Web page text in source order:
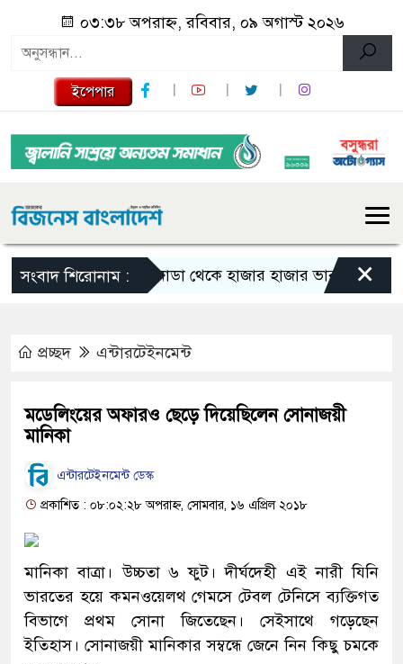
০৩:৩৮ অপরাহ্ন, রবিবার, ০৯ অগাস্ট ২০২৬
ইপেপার
সংবাদ শিরোনাম :কানাডা থেকে হাজার হাজার ভারতীয় নাগরিক
×
প্রচ্ছদ এন্টারটেইনমেন্ট
মডেলিংয়ের অফারও ছেড়ে দিয়েছিলেন সোনাজয়ী
মানিকা
এন্টারটেইনমেন্ট ডেস্ক
প্রকাশিত : ০৮:০২:২৮ অপরাহ্ন, সোমবার, ১৬ এপ্রিল ২০১৮
মানিকা বাত্রা। উচ্চতা ৬ ফুট। দীর্ঘদেহী এই নারী যিনি
ভারতের হয়ে কমনওয়েলথ গেমসে টেবল টেনিসে ব্যক্তিগত
বিভাগে প্রথম সোনা জিতেছেন। সেইসাথে গড়েছেন
ইতিহাস। সোনাজয়ী মানিকার সম্বন্ধে জেনে নিন কিছু চমকে